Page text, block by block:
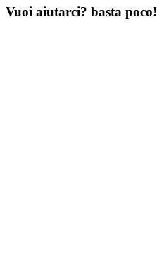
Vuoi aiutarci? basta poco!